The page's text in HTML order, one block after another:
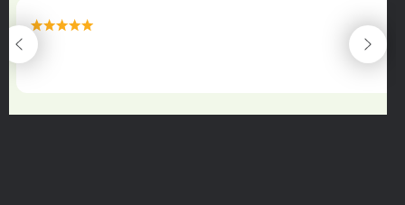
maximální spokojenost
22.06.2025